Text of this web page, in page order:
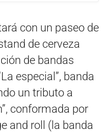
con un paseo de
de cerveza
de bandas
especial”, banda
un tributo a
conformada por
and roll (la banda